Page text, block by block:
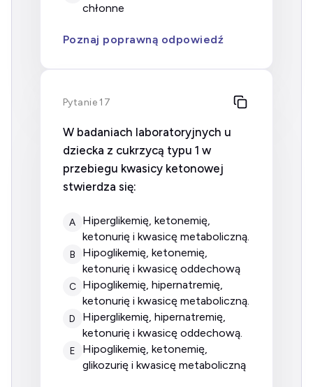
chłonne
Poznaj poprawną odpowiedź
Pytanie 17
W badaniach laboratoryjnych u
dziecka z cukrzycą typu 1 w
przebiegu kwasicy ketonowej
stwierdza się:
A
hiperglikemię, ketonemię,
ketonurię i kwasicę metaboliczną.
B
hipoglikemię, ketonemię,
ketonurię i kwasicę oddechową
C
hipoglikemię, hipernatremię,
ketonurię i kwasicę metaboliczną.
D
hiperglikemię, hipernatremię,
ketonurię i kwasicę oddechową.
E
hipoglikemię, ketonemię,
glikozurię i kwasicę metaboliczną